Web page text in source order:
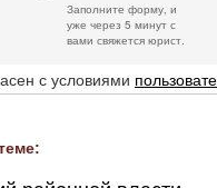
Заполните форму, и
уже через 5 минут с
вами свяжется юрист.
с условиями